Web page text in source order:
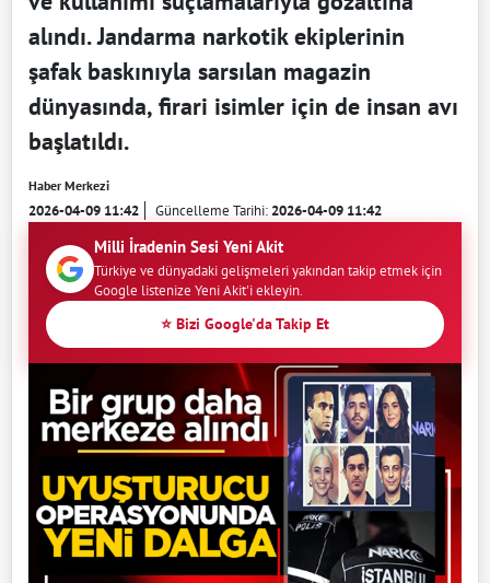
alındı. Jandarma narkotik ekiplerinin
şafak baskınıyla sarsılan magazin
dünyasında, firari isimler için de insan avı
başlatıldı.
Haber Merkezi
2026-04-09 11:42 Güncelleme Tarihi:2026-04-09 11:42
Milli İradenin Sesi Yeni Akit
Türkiye ve dünyadaki gelişmeleri yakından takip etmek için
Google listenize Yeni Akit'i ekleyin.
⭐ Bizi Google'da Takip Et